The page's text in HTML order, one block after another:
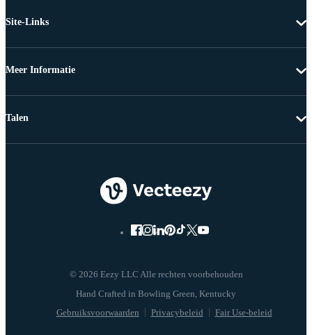
Site-Links
Meer Informatie
© 2026 Eezy LLC Alle rechten voorbehouden
Gebruiksvoorwaarden Privacybeleid Fair Use-beleid
Talen